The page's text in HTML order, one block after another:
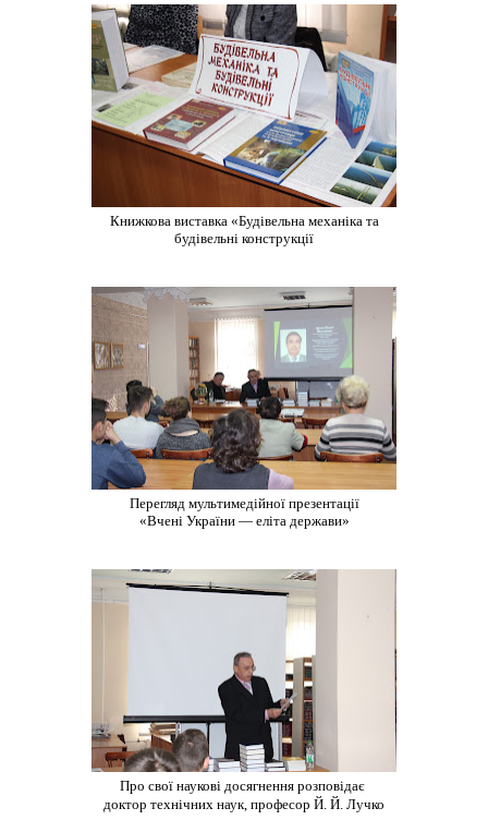
Книжкова виставка «Будівельна механіка та
будівельні конструкції
Перегляд мультимедійної презентації
«Вчені України — еліта держави»
Про свої наукові досягнення розповідає
доктор технічних наук, професор Й. Й. Лучко